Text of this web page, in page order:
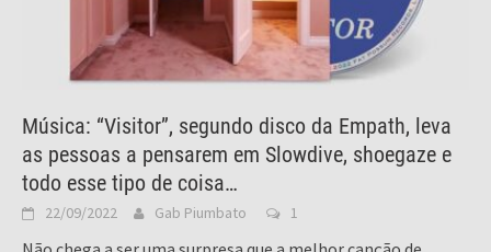
Música: “Visitor”, segundo disco da Empath, leva
as pessoas a pensarem em Slowdive, shoegaze e
todo esse tipo de coisa…
22/09/2022 Gab Piumbato 1